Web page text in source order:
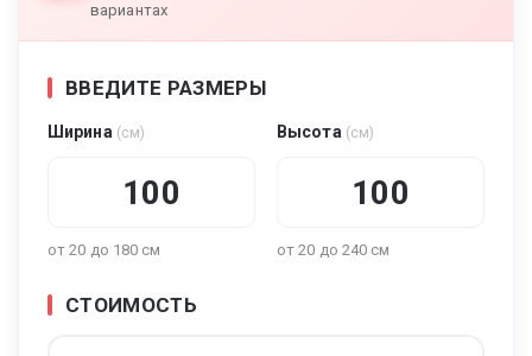
вариантах
ВВЕДИТЕ РАЗМЕРЫ
Ширина (см)
от 20 до 180 см
Высота (см)
от 20 до 240 см
СТОИМОСТЬ